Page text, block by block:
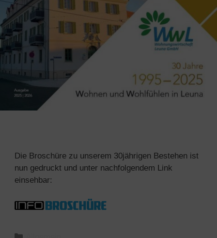
Die Broschüre zu unserem 30jährigen Bestehen ist
nun gedruckt und unter nachfolgendem Link
einsehbar: